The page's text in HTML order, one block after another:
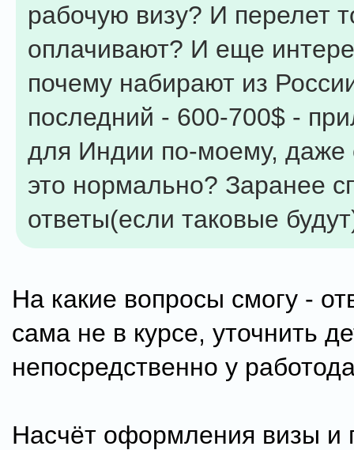
рабочую визу? И перелет
оплачивают? И еще
почему набирают из
последний - 600-700$ -
для Индии по-моему, даже
это нормально? Заранее
ответы(если таковые
На какие вопросы смогу -
сама не в курсе, уточнить
непосредственно у
Насчёт оформления визы и